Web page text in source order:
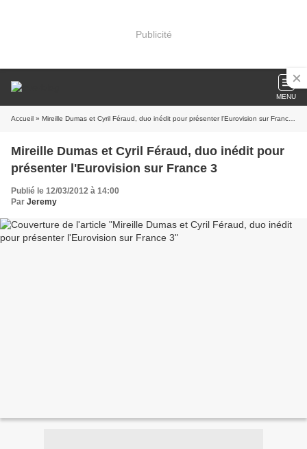
Publicité
MENU
Accueil » Mireille Dumas et Cyril Féraud, duo inédit pour présenter l'Eurovision sur France 3
Mireille Dumas et Cyril Féraud, duo inédit pour
présenter l'Eurovision sur France 3
Publié le 12/03/2012 à 14:00
Par Jeremy